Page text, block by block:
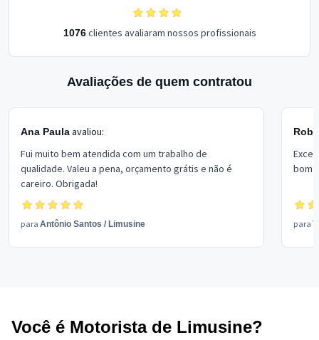
1076clientes avaliaram nossos profissionais
Avaliações de quem contratou
Ana Paulaavaliou:
Fui muito bem atendida com um trabalho de
qualidade. Valeu a pena, orçamento grátis e não é
careiro. Obrigada!
para Antônio Santos / Limusine
bom
para
Você é Motorista de Limusine?